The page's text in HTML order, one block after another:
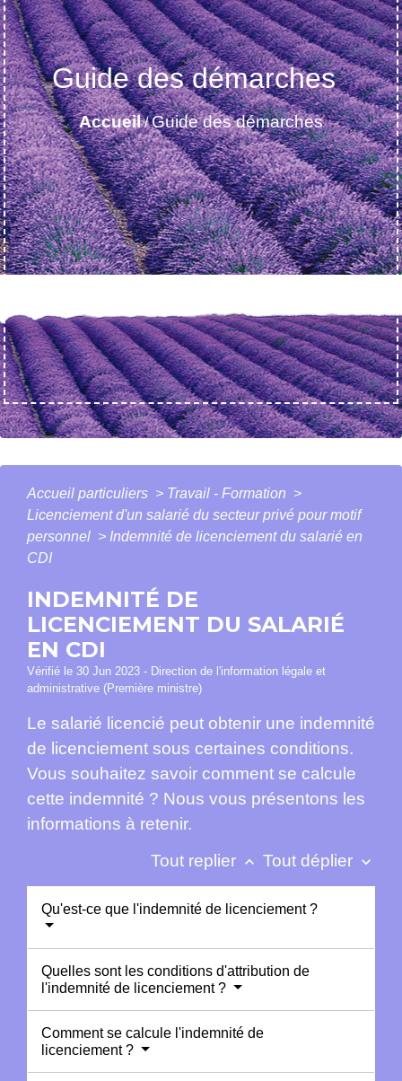
Guide des démarches
Accueil/Guide des démarches
Accueil particuliers > Travail - Formation >
Licenciement d'un salarié du secteur privé pour motif
personnel > Indemnité de licenciement du salarié en
CDI
INDEMNITÉ DE
LICENCIEMENT DU SALARIÉ
EN CDI
Vérifié le 30 Jun 2023 - Direction de l'information légale et
administrative (Première ministre)
Le salarié licencié peut obtenir une indemnité
de licenciement sous certaines conditions.
Vous souhaitez savoir comment se calcule
cette indemnité ? Nous vous présentons les
informations à retenir.
Tout replier keyboard_arrow_up Tout déplier keyboard_arrow_down
Qu'est-ce que l'indemnité de licenciement ?
Quelles sont les conditions d'attribution de
l'indemnité de licenciement ?
Comment se calcule l'indemnité de
licenciement ?